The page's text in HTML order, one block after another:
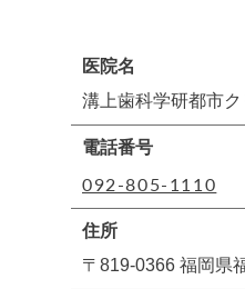
医院名
溝上歯科学研都市ク
電話番号
092-805-1110
住所
〒819-0366 福岡県